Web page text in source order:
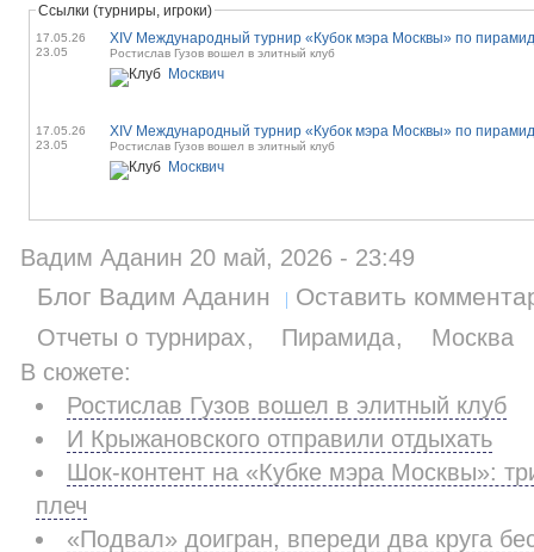
Ссылки (турниры, игроки)
17.05.26
23.05
Ростислав Гузов вошел в элитный клуб
Москвич
17.05.26
23.05
Ростислав Гузов вошел в элитный клуб
Москвич
Вадим Аданин 20 май, 2026 - 23:49
Блог Вадим Аданин Оставить
Отчеты о турнирах Пирамида
Москва
В сюжете:
Ростислав Гузов вошел в элитный клуб
И Крыжановского отправили отдыхать
Шок-контент на «Кубке мэра Москвы»:
плеч
«Подвал» доигран, впереди два круга